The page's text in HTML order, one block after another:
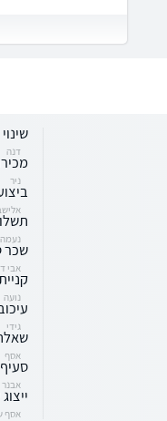
דנה
מכירה טרם 18
ניר
נעמה
שכר
אבי
נועה
גידי
אסף
אבנר
אסף